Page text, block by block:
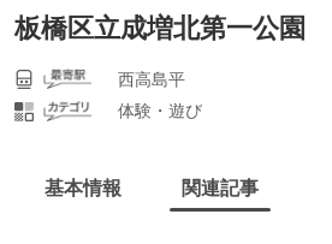
板橋区立成増北第一公園
西高島平
体験・遊び
基本情報 関連記事